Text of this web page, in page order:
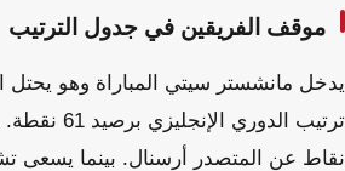
موقف الفريقين في جدول الترتيب
يدخل مانشستر سيتي المباراة وهو يحتل
نقاط عن المتصدر أرسنال. بينما يسعى